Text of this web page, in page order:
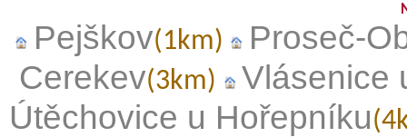
Pejškov(1km)
Proseč-
Cerekev(3km)
Vlásenice
Útěchovice u Hořepníku